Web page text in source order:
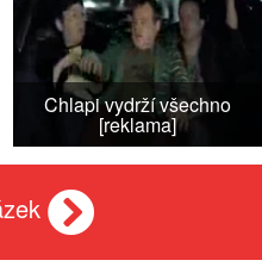
Chlapi vydrží všechno
[reklama]